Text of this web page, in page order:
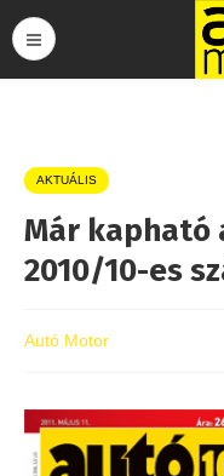
AKTUÁLIS
Már kapható
2010/10-es
Autó Motor